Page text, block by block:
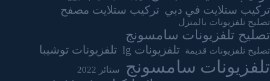
تركيب ستلايت في دبي تركيب ستلايت مصفح
تصليح تلفزيونات بالمنزل
تصليح تلفزيونات سامسونج
تصليح تلفزيونات قديمة تلفزيونات lg تلفزيونات توشيبا
تلفزيونات سامسونج ستائر 2022